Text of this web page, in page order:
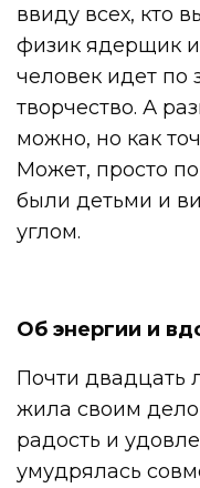
ввиду всех, кто
физик ядерщик
человек идет по
творчество. А
можно, но как
Может, просто
были детьми и
углом.
Об энергии и
Почти двадцать
жила своим
радость и
умудрялась